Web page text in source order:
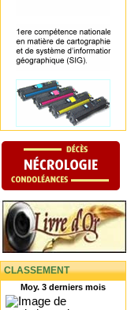
CLASSEMENT
Moy. 3 derniers mois